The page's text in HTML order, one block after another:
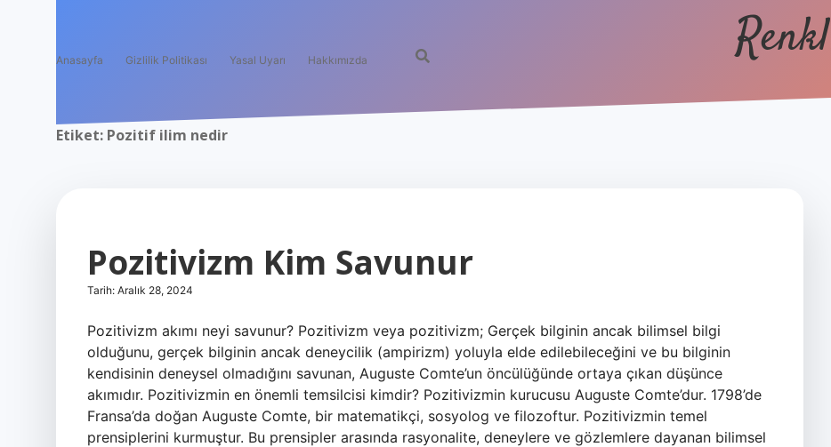
Anasayfa Gizlilik Politikası Yasal Uyarı Hakkımızda
Etiket: Pozitif ilim nedir
Pozitivizm Kim Savunur
Tarih: Aralık 28, 2024
Pozitivizm akımı neyi savunur? Pozitivizm veya pozitivizm; Gerçek bilginin ancak bilimsel bilgi
olduğunu, gerçek bilginin ancak deneycilik (ampirizm) yoluyla elde edilebileceğini ve bu bilginin
kendisinin deneysel olmadığını savunan, Auguste Comte’un öncülüğünde ortaya çıkan düşünce
akımıdır. Pozitivizmin en önemli temsilcisi kimdir? Pozitivizmin kurucusu Auguste Comte’dur. 1798’de
Fransa’da doğan Auguste Comte, bir matematikçi, sosyolog ve filozoftur. Pozitivizmin temel
prensiplerini kurmuştur. Bu prensipler arasında rasyonalite, deneylere ve gözlemlere dayanan bilimsel